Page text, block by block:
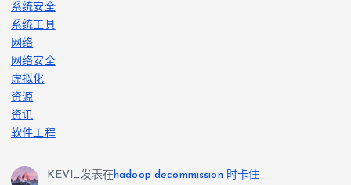
系统安全
系统工具
网络
网络安全
虚拟化
资源
资讯
软件工程
KEVI_发表在hadoop decommission 时卡住